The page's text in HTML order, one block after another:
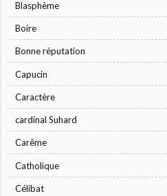
Blasphème
Boire
Bonne réputation
Capucin
Caractère
cardinal Suhard
Carême
Catholique
Célibat